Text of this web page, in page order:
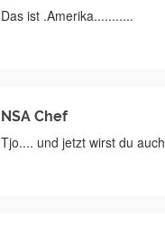
Das ist .Amerika...........
NSA Chef
Tjo.... und jetzt wirst du